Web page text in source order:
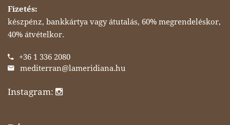
Fizetés:
készpénz, bankkártya vagy átutalás, 60% megrendeléskor,
40% átvételkor.
+36 1 336 2080
mediterran@lameridiana.hu
Instagram: